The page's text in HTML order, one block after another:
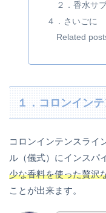
２．香水サ
４．さいごに
Related
１．コロンイン
コロンインテンスライ
ル（儀式）にインスパ
少な香料を使った贅沢
ことが出来ます。